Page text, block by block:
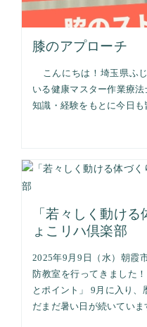
膝のアプローチ
こんにちは！埼玉県ふ
いる健康マスター作業療
知識・経験をもとに今日
「若々しく動け
ょこリハ倶楽部
2025年9月9日（水）朝霞
防教室を行ってきました
とポイント」 9月に入り、
だまだ暑い日が続いてい